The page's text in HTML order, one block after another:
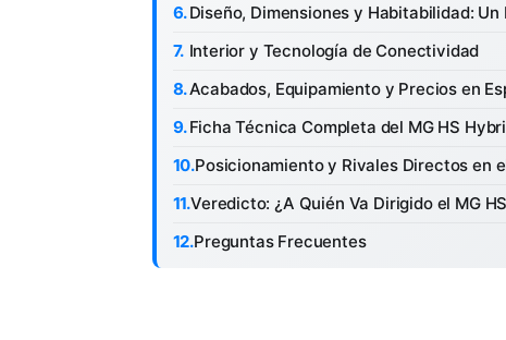
Diseño, Dimensiones y Habitabilidad: Un
Interior y Tecnología de Conectividad
Acabados, Equipamiento y Precios en
Ficha Técnica Completa del MG HS
Posicionamiento y Rivales Directos en
Veredicto: ¿A Quién Va Dirigido el MG
Preguntas Frecuentes